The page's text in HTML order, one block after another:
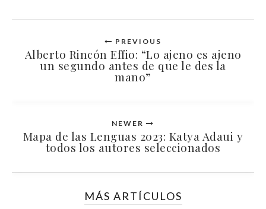
PREVIOUS
Alberto Rincón Effio: “Lo ajeno es ajeno
un segundo antes de que le des la
mano”
NEWER
Mapa de las Lenguas 2023: Katya Adaui y
todos los autores seleccionados
MÁS ARTÍCULOS